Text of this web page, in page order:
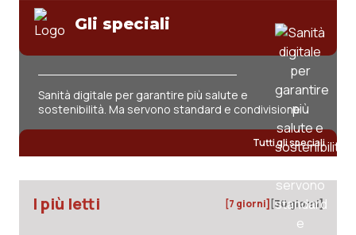
Gli speciali
Sanità digitale per garantire più salute e
sostenibilità. Ma servono standard e condivisione
Tutti gli speciali
I più letti [7 giorni] [30 giorni]